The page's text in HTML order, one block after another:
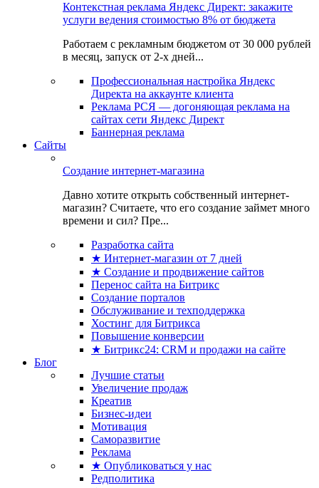
Контекстная реклама Яндекс Директ: закажите
услуги ведения стоимостью 8% от бюджета
Работаем с рекламным бюджетом от 30 000 рублей
в месяц, запуск от 2-х дней...
Профессиональная настройка Яндекс
Директа на аккаунте клиента
Реклама РСЯ — догоняющая реклама на
сайтах сети Яндекс Директ
Баннерная реклама
Сайты
Создание интернет-магазина
Давно хотите открыть собственный интернет-
магазин? Считаете, что его создание займет много
времени и сил? Пре...
Разработка сайта
★ Интернет-магазин от 7 дней
★ Создание и продвижение сайтов
Перенос сайта на Битрикс
Создание порталов
Обслуживание и техподдержка
Хостинг для Битрикса
Повышение конверсии
★ Битрикс24: CRM и продажи на сайте
Блог
Лучшие статьи
Увеличение продаж
Креатив
Бизнес-идеи
Мотивация
Саморазвитие
Реклама
★ Опубликоваться у нас
Редполитика